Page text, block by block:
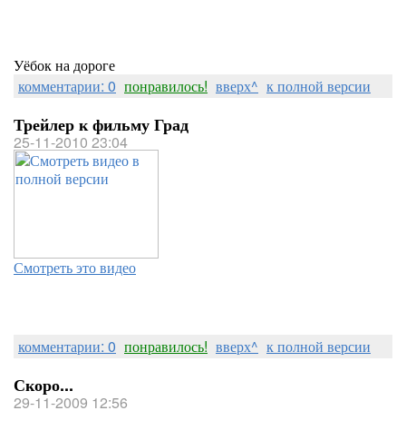
Уёбок на дороге
комментарии: 0 понравилось! вверх^ к полной версии
Трейлер к фильму Град
25-11-2010 23:04
Смотреть это видео
комментарии: 0 понравилось! вверх^ к полной версии
Скоро...
29-11-2009 12:56